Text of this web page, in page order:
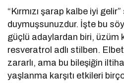
“Kırmızı şarap kalbe iyi
duymuşsunuzdur. İşte bu
güçlü adaylardan biri, üzüm
resveratrol adlı stilben.
zararlı, ama bu bileşiğin
yaşlanma karşıtı etkileri